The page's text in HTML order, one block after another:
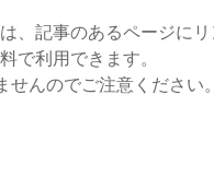
、記事のあるページに
で利用できます。
んのでご注意ください。